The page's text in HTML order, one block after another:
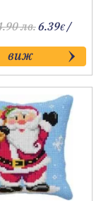
лв.6.39€ /
виж